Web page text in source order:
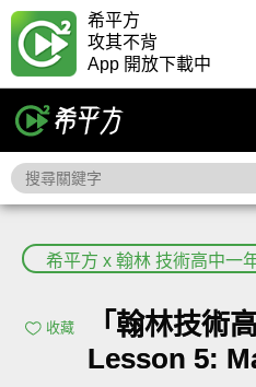
希平方
攻其不背
App 開放下載中
希平方 x 翰林 技術高中一
收藏
「翰林技術
Lesson 5: